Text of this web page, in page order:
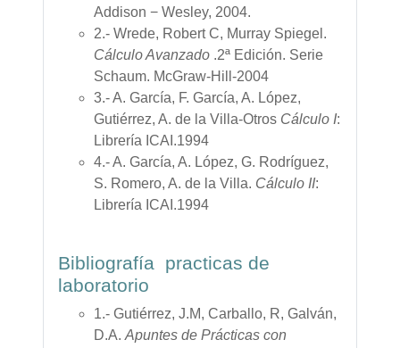
Addison − Wesley, 2004.
2.- Wrede, Robert C, Murray Spiegel.
Cálculo Avanzado .2ª Edición. Serie
Schaum. McGraw-Hill-2004
3.- A. García, F. García, A. López,
Gutiérrez, A. de la Villa-Otros Cálculo I:
Librería ICAI.1994
4.- A. García, A. López, G. Rodríguez,
S. Romero, A. de la Villa. Cálculo II:
Librería ICAI.1994
Bibliografía practicas de
laboratorio
1.- Gutiérrez, J.M, Carballo, R, Galván,
D.A. Apuntes de Prácticas con